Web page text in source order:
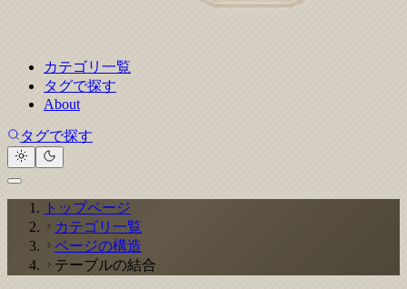
カテゴリ一覧
タグで探す
About
タグで探す
トップページ
カテゴリ一覧
ページの構造
テーブルの結合